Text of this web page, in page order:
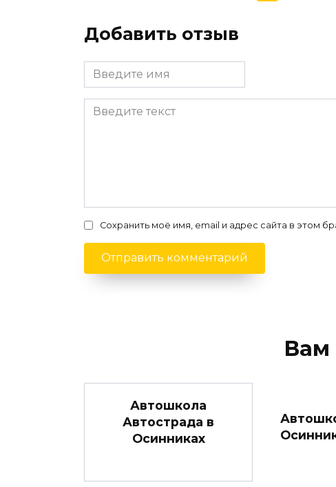
Добавить отзыв
Сохранить моё имя, email и адрес сайта в этом
Вам
Автошкола
Автострада в
Осинниках